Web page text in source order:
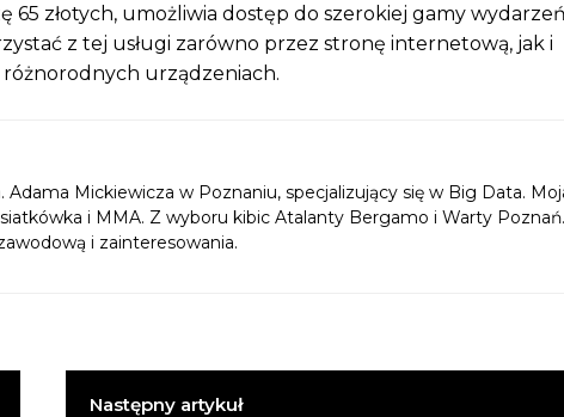
65 złotych, umożliwia dostęp do szerokiej gamy wydarzeń
z tej usługi zarówno przez stronę internetową, jak i
różnorodnych urządzeniach.
Mickiewicza w Poznaniu, specjalizujący się w Big Data.
i MMA. Z wyboru kibic Atalanty Bergamo i Warty Poznań.
i zainteresowania.
Następny artykuł